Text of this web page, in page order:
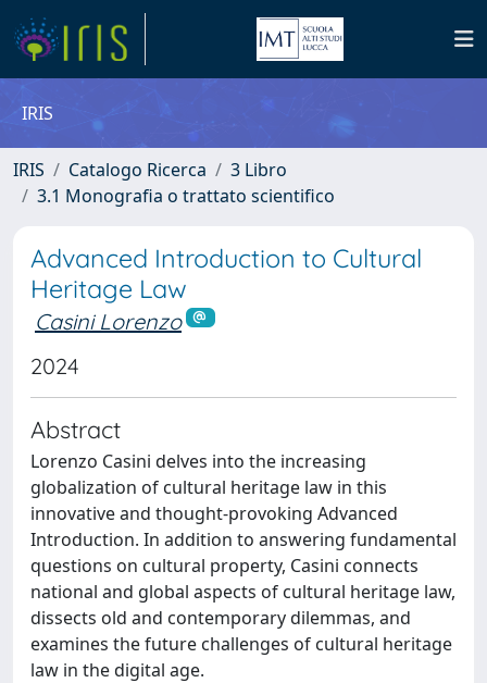
IRIS
IRIS Catalogo Ricerca
3 Libro
3.1 Monografia o trattato scientifico
Advanced Introduction to Cultural
Heritage Law
Casini Lorenzo
2024
Abstract
Lorenzo Casini delves into the increasing
globalization of cultural heritage law in this
innovative and thought-provoking Advanced
Introduction. In addition to answering fundamental
questions on cultural property, Casini connects
national and global aspects of cultural heritage law,
dissects old and contemporary dilemmas, and
examines the future challenges of cultural heritage
law in the digital age.